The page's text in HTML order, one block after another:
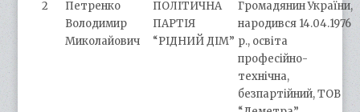
2
Петренко
Володимир
Миколайович
ПОЛІТИЧНА
ПАРТІЯ
“РІДНИЙ ДІМ”
Громадянин України,
народився 14.04.1976
р., освіта
професійно-
технічна,
безпартійний, ТОВ